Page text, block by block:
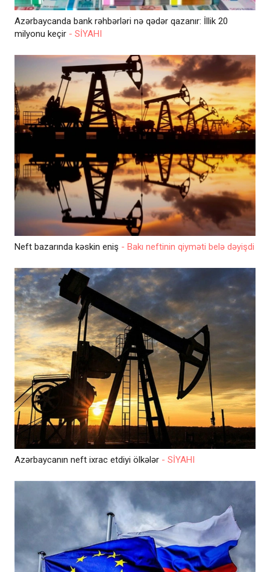
Azərbaycanda bank rəhbərləri nə qədər qazanır: İllik 20
milyonu keçir - SİYAHI
Neft bazarında kəskin eniş - Bakı neftinin qiyməti belə dəyişdi
Azərbaycanın neft ixrac etdiyi ölkələr - SİYAHI